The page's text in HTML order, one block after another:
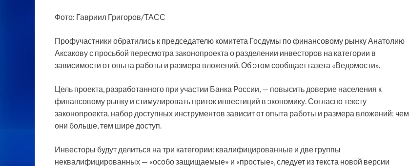
Фото: Гавриил Григоров/ТАСС
Профучастники обратились к председателю комитета Госдумы по финансовому рынку Анатолию
Аксакову с просьбой пересмотра законопроекта о разделении инвесторов на категории в
зависимости от опыта работы и размера вложений. Об этом сообщает газета «Ведомости».
Цель проекта, разработанного при участии Банка России, — повысить доверие населения к
финансовому рынку и стимулировать приток инвестиций в экономику. Согласно тексту
законопроекта, набор доступных инструментов зависит от опыта работы и размера вложений: чем
они больше, тем шире доступ.
Инвесторы будут делиться на три категории: квалифицированные и две группы
неквалифицированных — «особо защищаемые» и «простые», следует из текста новой версии